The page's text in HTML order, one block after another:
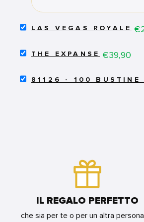
FOR
SELECT
ROYALE
LAS VEGAS ROYALE
SELECT
FOR
THE EXPANSE Price
€39,90
SELECT
81126 - 100 BUSTINE
IL REGALO PERFETTO
che sia per te o per un altra